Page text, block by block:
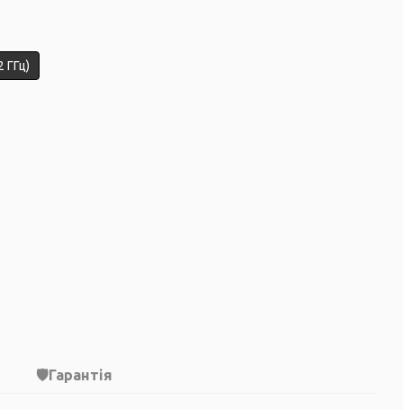
ГГц)
Гарантія